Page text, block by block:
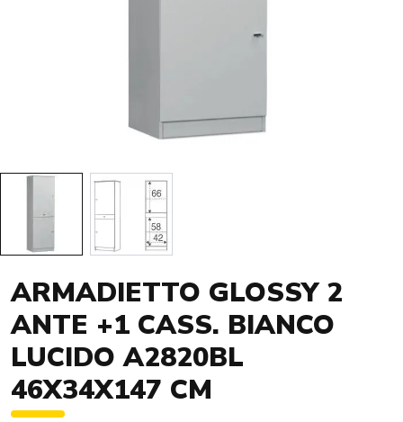
ARMADIETTO GLOSSY 2
ANTE +1 CASS. BIANCO
LUCIDO A2820BL
46X34X147 CM